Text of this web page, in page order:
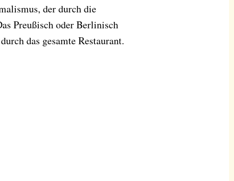
der durch die
Preußisch oder Berlinisch
das gesamte Restaurant.